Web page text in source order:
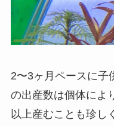
2〜3ヶ月ペースに子
の出産数は個体によ
以上産むことも珍し